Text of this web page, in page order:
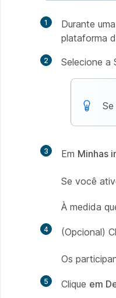
1 Durante
plataforma
2 Selecione a
3 Em Minhas
Se você
À medida
4 (Opcional)
Os
5 Clique em